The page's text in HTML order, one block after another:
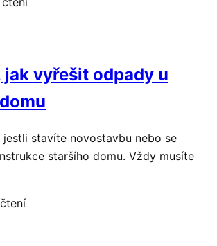
jak vyřešit odpady u
jestli stavíte novostavbu nebo se
staršího domu. Vždy musíte